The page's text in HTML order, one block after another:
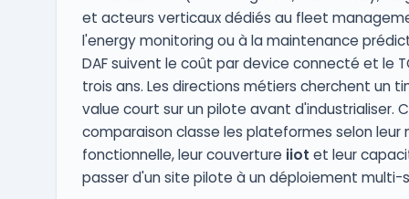
et acteurs verticaux dédiés au fleet
l'energy monitoring ou à la maintenance
DAF suivent le coût par device connecté et le
trois ans. Les directions métiers cherchent un
value court sur un pilote avant d'industrialiser.
comparaison classe les plateformes selon leur
fonctionnelle, leur couverture iiot et leur
passer d'un site pilote à un déploiement multi-